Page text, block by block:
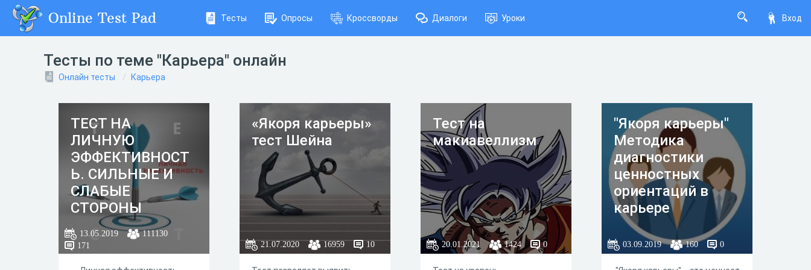
Вход
Online Test Pad Тесты Опросы Кроссворды Диалоги Уроки
Тесты по теме "Карьера" онлайн
Онлайн тесты Карьера
ТЕСТ НА
ЛИЧНУЮ
ЭФФЕКТИВНОСТ
Ь. СИЛЬНЫЕ И
СЛАБЫЕ
СТОРОНЫ
ЧЕЛОВЕКА.
13.05.2019
111130
171
«Якоря карьеры»
тест Шейна
21.07.2020 16959 10
Тест на
макиавеллизм
20.01.2021 1424 0
"Якоря карьеры"
Методика
диагностики
ценностных
ориентаций в
карьере
03.09.2019 160 0